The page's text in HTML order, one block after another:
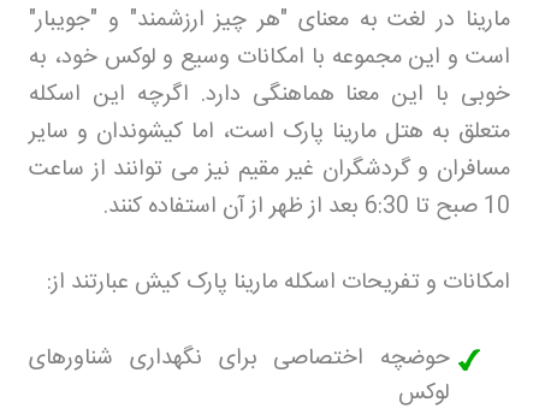
مارینا در لغت به معنای "هر چیز ارزشمند" و "جویبار"
است و این مجموعه با امکانات وسیع و لوکس خود، به
خوبی با این معنا هماهنگی دارد. اگرچه این اسکله
متعلق به هتل مارینا پارک است، اما کیشوندان و سایر
مسافران و گردشگران غیر مقیم نیز می توانند از ساعت
10 صبح تا 6:30 بعد از ظهر از آن استفاده کنند
.
امکانات و تفریحات اسکله مارینا پارک کیش عبارتند از:
حوضچه اختصاصی برای نگهداری شناورهای
لوکس